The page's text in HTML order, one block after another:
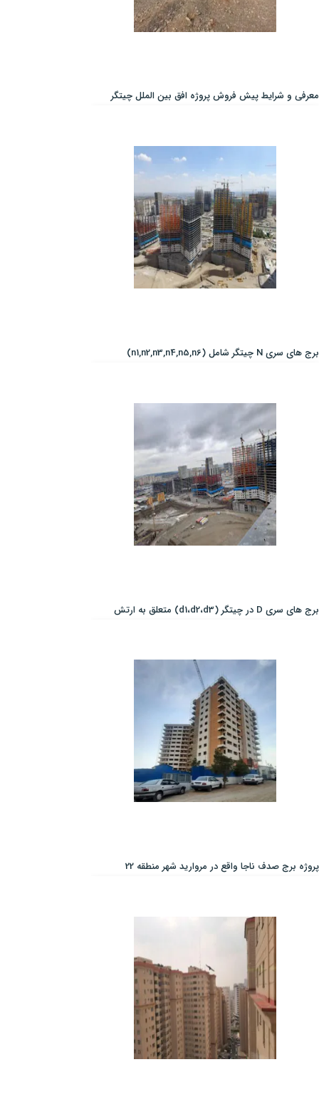
معرفی و شرایط پیش فروش پروژه افق بین الملل چیتگر
برج های سری N چیتگر شامل (n1,n2,n3,n4,n5,n6)
برج های سری D در چیتگر (d1،d2،d3) متعلق به ارتش
پروژه برج صدف ناجا واقع در مروارید شهر منطقه 22